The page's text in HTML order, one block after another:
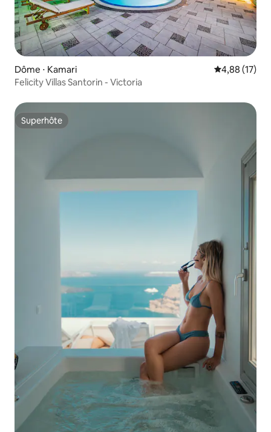
Dôme ⋅ Kamari Évaluation
4,88 (17)
Felicity Villas Santorin - Victoria
Superhôte
Superhôte